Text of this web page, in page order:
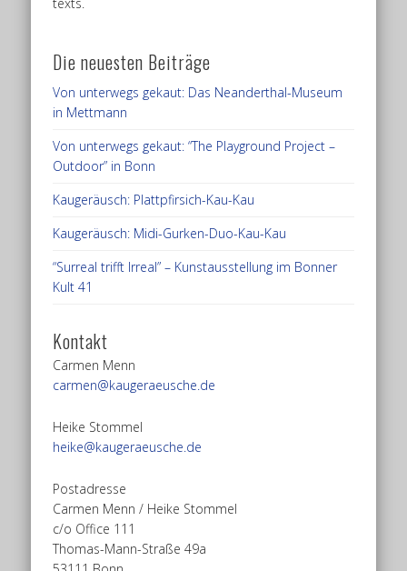
texts.
Die neuesten Beiträge
Von unterwegs gekaut: Das Neanderthal-Museum
in Mettmann
Von unterwegs gekaut: “The Playground Project –
Outdoor” in Bonn
Kaugeräusch: Plattpfirsich-Kau-Kau
Kaugeräusch: Midi-Gurken-Duo-Kau-Kau
“Surreal trifft Irreal” – Kunstausstellung im Bonner
Kult 41
Kontakt
Carmen Menn
carmen@kaugeraeusche.de
Heike Stommel
heike@kaugeraeusche.de
Postadresse
Carmen Menn / Heike Stommel
c/o Office 111
Thomas-Mann-Straße 49a